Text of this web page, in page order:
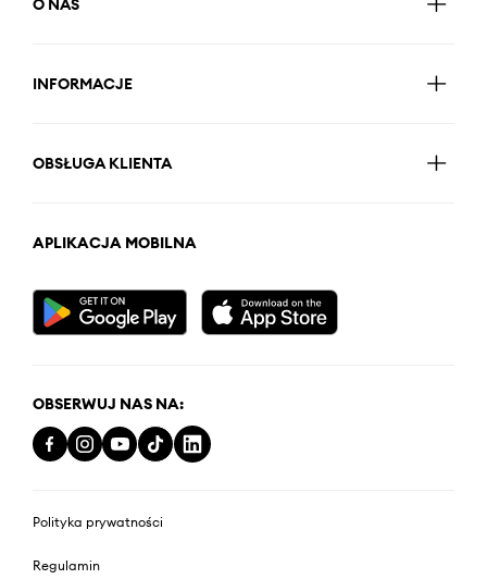
O NAS
INFORMACJE
OBSŁUGA KLIENTA
APLIKACJA MOBILNA
OBSERWUJ NAS NA:
Polityka prywatności
Regulamin